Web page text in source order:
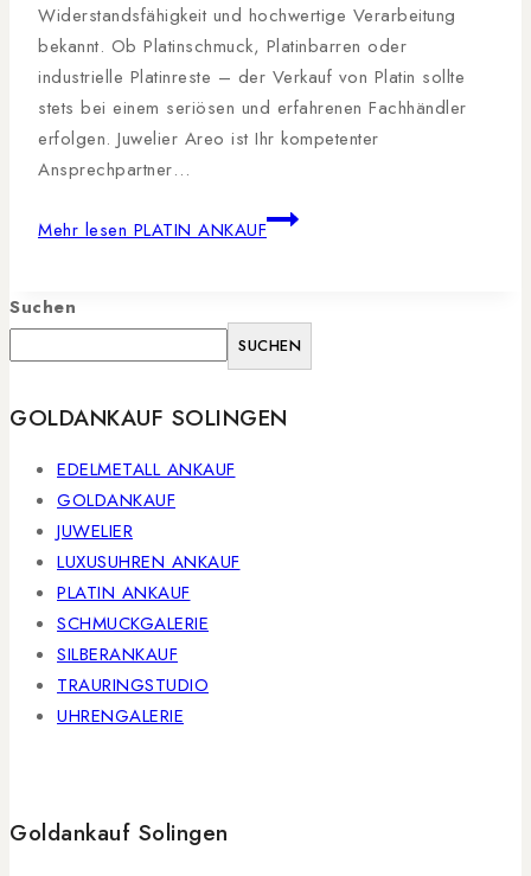
Widerstandsfähigkeit und hochwertige Verarbeitung
bekannt. Ob Platinschmuck, Platinbarren oder
industrielle Platinreste – der Verkauf von Platin sollte
stets bei einem seriösen und erfahrenen Fachhändler
erfolgen. Juwelier Areo ist Ihr kompetenter
Ansprechpartner…
Mehr lesen PLATIN ANKAUF
Suchen
SUCHEN
GOLDANKAUF SOLINGEN
EDELMETALL ANKAUF
GOLDANKAUF
JUWELIER
LUXUSUHREN ANKAUF
PLATIN ANKAUF
SCHMUCKGALERIE
SILBERANKAUF
TRAURINGSTUDIO
UHRENGALERIE
Goldankauf Solingen